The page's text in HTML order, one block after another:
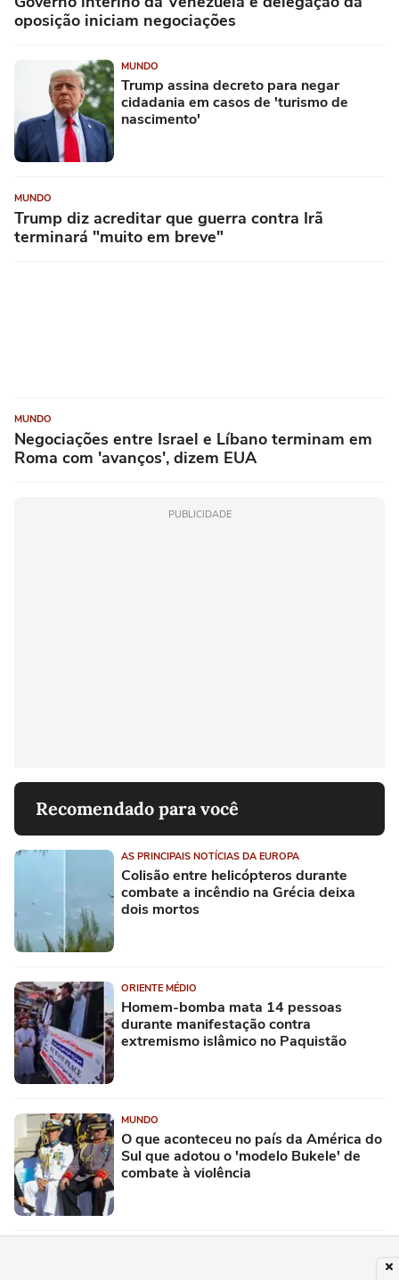
oposição iniciam negociações
MUNDO
Trump assina decreto para negar
cidadania em casos de 'turismo de
nascimento'
MUNDO
Trump diz acreditar que guerra contra Irã
terminará "muito em breve"
MUNDO
Negociações entre Israel e Líbano terminam em
Roma com 'avanços', dizem EUA
PUBLICIDADE
Recomendado para você
AS PRINCIPAIS NOTÍCIAS DA EUROPA
Colisão entre helicópteros durante
combate a incêndio na Grécia deixa
dois mortos
ORIENTE MÉDIO
Homem-bomba mata 14 pessoas
durante manifestação contra
extremismo islâmico no Paquistão
MUNDO
O que aconteceu no país da América do
Sul que adotou o 'modelo Bukele' de
combate à violência